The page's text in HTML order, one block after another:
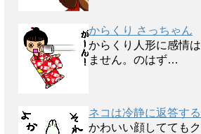
からくり さっちゃん
からくり人形に感情は
ません。のはず…
ネコは冷静に返答する
かわいい顔してても